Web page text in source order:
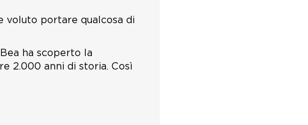
voluto portare qualcosa di
ha scoperto la
2.000 anni di storia. Così